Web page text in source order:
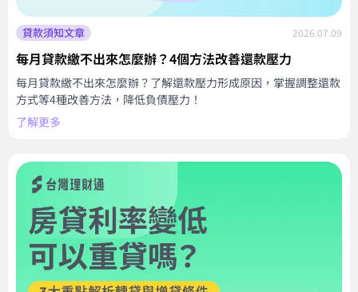
貸款須知文章 2026.07.09
每月貸款繳不出來怎麼辦？4個方法改善還款壓力
每月貸款繳不出來怎麼辦？了解還款壓力形成原因，掌握調整還款
方式等4種改善方法，降低負債壓力！
了解更多